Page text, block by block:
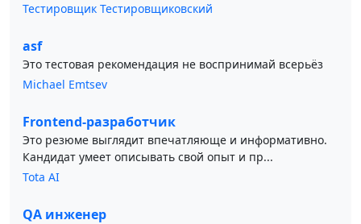
Тестировщик Тестировщиковский
asf
Это тестовая рекомендация не воспринимай всерьёз
Michael Emtsev
Frontend-разработчик
Это резюме выглядит впечатляюще и информативно.
Кандидат умеет описывать свой опыт и пр...
Tota AI
QA инженер